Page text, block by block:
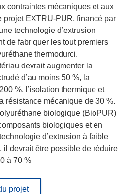
contraintes mécaniques et aux
projet EXTRU-PUR, financé par
technologie d’extrusion
de fabriquer les tout premiers
thermodurci.
devrait augmenter la
d’au moins 50 %, la
%, l’isolation thermique et
résistance mécanique de 30 %.
biologique (BioPUR)
biologiques et en
d’extrusion à faible
il devrait être possible de réduire
à 70 %.
projet